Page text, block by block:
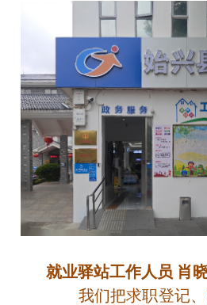
就业驿站工作人员 肖
我们把求职登记